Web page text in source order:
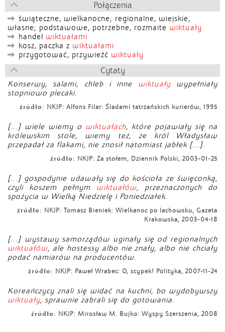
Połączenia
świąteczne, wielkanocne; regionalne, wiejskie,
własne; podstawowe, potrzebne, rozmaite wiktuały
handel wiktuałami
kosz, paczka z wiktuałami
przygotować, przywieźć wiktuały
Cytaty
Konserwy, salami, chleb i inne wiktuaływypełniały
stopniowo plecaki.
źródło: NKJP: Alfons Filar: Śladami tatrzańskich kurierów, 1995
[...] wiele wiemy o wiktuałach, które pojawiały się na
królewskim stole, wiemy też, że król Władysław
przepadał za flakami, nie znosił natomiast jabłek [...].
źródło: NKJP: Za stołem, Dziennik Polski, 2003-01-25
[...] gospodynie udawały się do kościoła ze święconką,
czyli koszem pełnym wiktuałów, przeznaczonych do
spożycia w Wielką Niedzielę i Poniedziałek.
źródło: NKJP: Tomasz Bieniek: Wielkanoc po lachowsku, Gazeta
Krakowska, 2003-04-18
[...] wystawy samorządów uginały się od regionalnych
wiktuałów, ale hostessy albo nie znały, albo nie chciały
podać namiarów na producentów.
źródło: NKJP: Paweł Wrabec: O, scypek! Polityka, 2007-11-24
Koreańczycy znali się widać na kuchni, bo wydobywszy
wiktuały, sprawnie zabrali się do gotowania.
źródło: NKJP: Mirosław M. Bujko: Wyspy Szerszenia, 2008